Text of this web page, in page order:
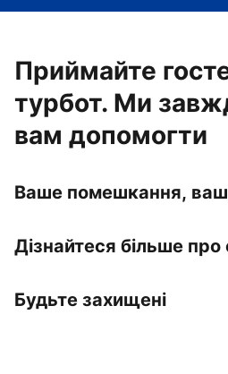
Приймайте
турбот. Ми
вам допомогти
Ваше помешкання,
Дізнайтеся більше про
Будьте захищені